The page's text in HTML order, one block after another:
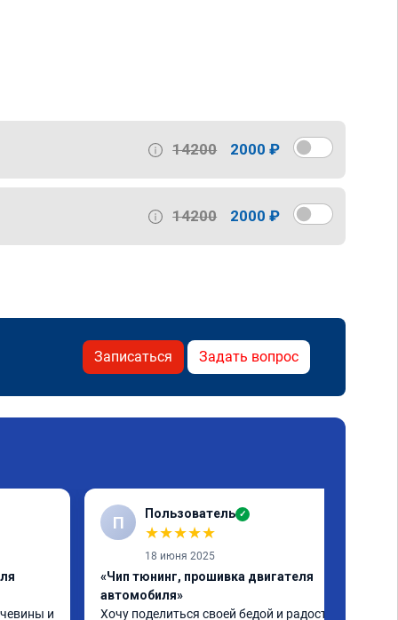
14200 2000 ₽
14200 2000 ₽
Записаться Задать вопрос
и
П Пользователь ✓
★★★★★
18 июня 2025
«Чип тюнинг, прошивка двигателя
автомобиля»
Хочу поделиться своей бедой и радостью.